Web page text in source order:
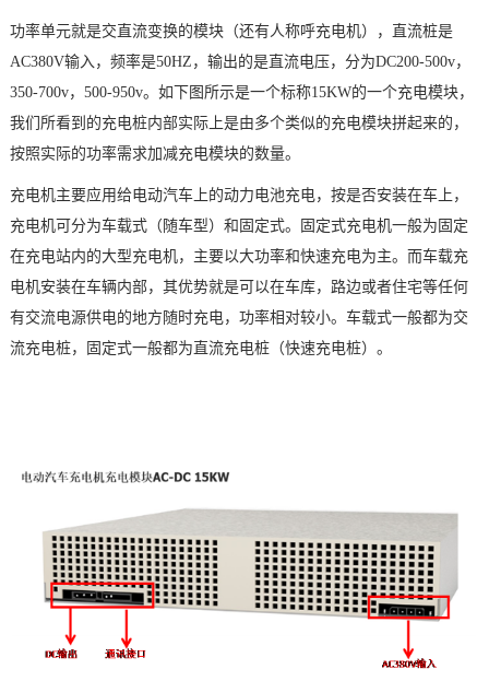
功率单元就是交直流变换的模块（还有人称呼充电机），直流桩是
AC380V输入，频率是50HZ，输出的是直流电压，分为DC200-500v，
350-700v，500-950v。如下图所示是一个标称15KW的一个充电模块，
我们所看到的充电桩内部实际上是由多个类似的充电模块拼起来的，
按照实际的功率需求加减充电模块的数量。
充电机主要应用给电动汽车上的动力电池充电，按是否安装在车上，
充电机可分为车载式（随车型）和固定式。固定式充电机一般为固定
在充电站内的大型充电机，主要以大功率和快速充电为主。而车载充
电机安装在车辆内部，其优势就是可以在车库，路边或者住宅等任何
有交流电源供电的地方随时充电，功率相对较小。车载式一般都为交
流充电桩，固定式一般都为直流充电桩（快速充电桩）。